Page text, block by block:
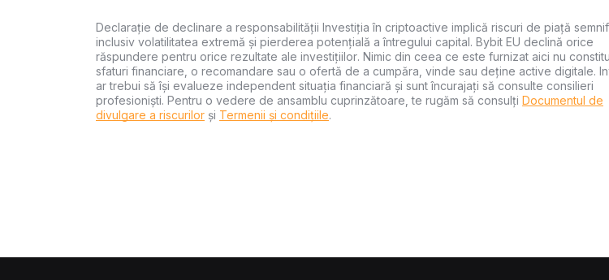
Declarație de declinare a responsabilității Investiția în criptoactive implică riscuri de piață
inclusiv volatilitatea extremă și pierderea potențială a întregului capital. Bybit EU declină orice
răspundere pentru orice rezultate ale investițiilor. Nimic din ceea ce este furnizat aici nu
sfaturi financiare, o recomandare sau o ofertă de a cumpăra, vinde sau deține active digitale.
ar trebui să își evalueze independent situația financiară și sunt încurajați să consulte consilieri
profesioniști. Pentru o vedere de ansamblu cuprinzătoare, te rugăm să consulți Documentul de
divulgare a riscurilor și Termenii și condițiile.